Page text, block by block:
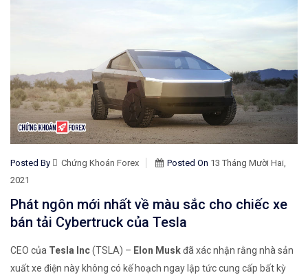
Posted By Chứng Khoán Forex Posted On 13 Tháng Mười Hai,
2021
Phát ngôn mới nhất về màu sắc cho chiếc xe
bán tải Cybertruck của Tesla
CEO của Tesla Inc(TSLA) – Elon Muskđã xác nhận rằng nhà sản
xuất xe điện này không có kế hoạch ngay lập tức cung cấp bất kỳ